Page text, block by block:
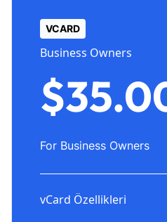
VCARD
Business Owners
For Business Owners
vCard Özellikleri